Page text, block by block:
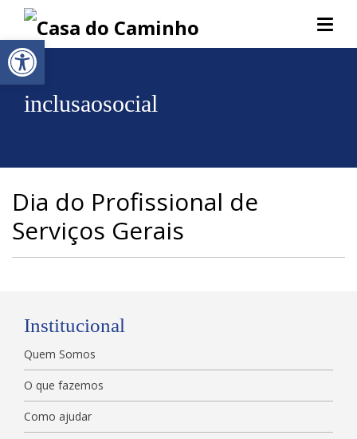
inclusaosocial
Dia do Profissional de
Serviços Gerais
Institucional
Quem Somos
O que fazemos
Como ajudar
Abrir a barra de ferramentas